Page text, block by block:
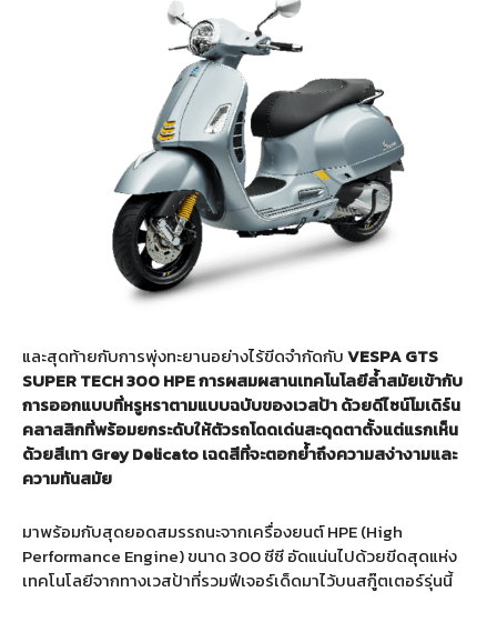
และสุดท้ายกับการพุ่งทะยานอย่างไร้ขีดจำกัดกับVESPA GTS
SUPER TECH 300 HPE การผสมผสานเทคโนโลยีล้ำสมัยเข้ากับ
การออกแบบที่หรูหราตามแบบฉบับของเวสป้า ด้วยดีไซน์โมเดิร์น
คลาสสิกที่พร้อมยกระดับให้ตัวรถโดดเด่นสะดุดตาตั้งแต่แรกเห็น
ด้วยสีเทา Grey Delicato เฉดสีที่จะตอกย้ำถึงความสง่างามและ
ความทันสมัย
มาพร้อมกับสุดยอดสมรรถนะจากเครื่องยนต์ HPE (High
Performance Engine) ขนาด 300 ซีซี อัดแน่นไปด้วยขีดสุดแห่ง
เทคโนโลยีจากทางเวสป้าที่รวมฟีเจอร์เด็ดมาไว้บนสกู๊ตเตอร์รุ่นนี้